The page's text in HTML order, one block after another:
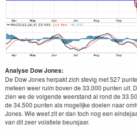
Analyse Dow Jones:
De Dow Jones herpakt zich stevig met 527
meteen weer ruim boven de 33.000 punten uit.
zien we de volgende weerstand al rond de
de 34.500 punten als mogelijke doelen naar
Jones. Wie weet zit er dan toch nog een
van dit zeer volatiele beursjaar.